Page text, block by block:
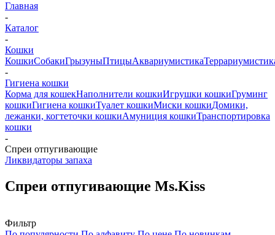
Главная
-
Каталог
-
Кошки
КошкиСобакиГрызуныПтицыАквариумистика
-
Гигиена кошки
Корма для кошекНаполнители кошкиИгрушки кошкиГруминг
кошкиГигиена кошкиТуалет кошкиМиски кошкиДомики,
лежанки, когтеточки кошкиАмуниция кошкиТранспортировка
кошки
-
Спреи отпугивающие
Ликвидаторы запаха
Спреи отпугивающие Ms.Kiss
Фильтр